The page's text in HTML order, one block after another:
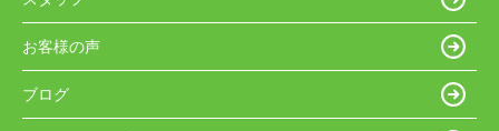
お客様の声
ブログ